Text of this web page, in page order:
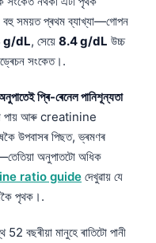
বহু সময়ত প্ৰথম ব্যাখ্যা—গোপন
g/dL, সেয়ে 8.4 g/dL উচ্চ
সংকেত।.
প্ৰি-ৰেনেল পানিশূন্যতা
পায় আৰু creatinine
উপবাসৰ পিছত, ভ্ৰমণৰ
অনুপাতটো অধিক
ratio guide দেখুৱায় যে
পৃথক।.
বছৰীয়া মানুহে ৰাতিটো পানী